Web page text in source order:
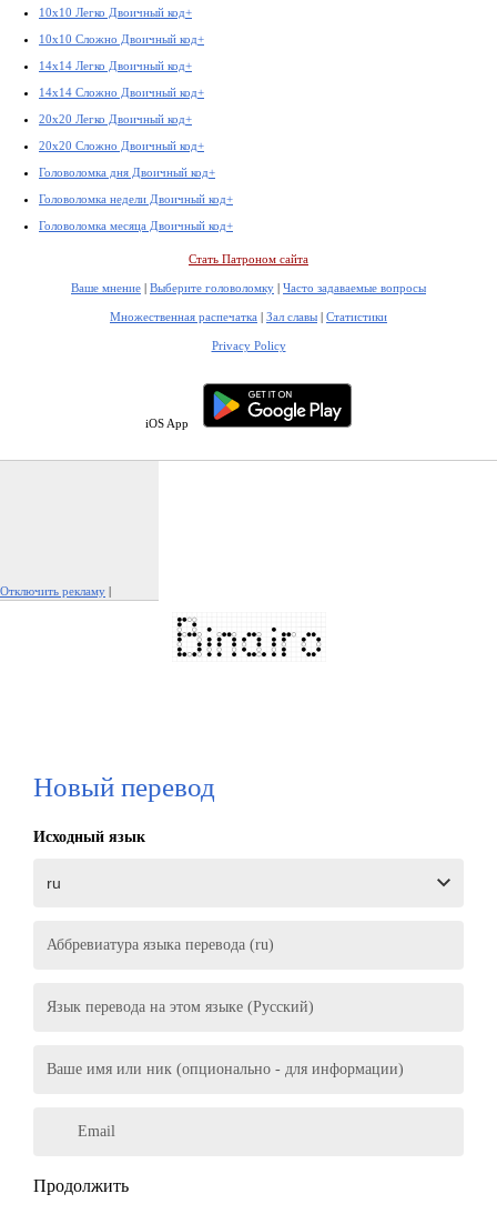
10x10 Легко Двоичный код+
10x10 Сложно Двоичный код+
14x14 Легко Двоичный код+
14x14 Сложно Двоичный код+
20x20 Легко Двоичный код+
20x20 Сложно Двоичный код+
Головоломка дня Двоичный код+
Головоломка недели Двоичный код+
Головоломка месяца Двоичный код+
Стать Патроном сайта
Ваше мнение | Выберите головоломку | Часто задаваемые вопросы
Множественная распечатка | Зал славы | Статистики
Privacy Policy
iOS App
Отключить рекламу |
Новый перевод
Исходный язык
Аббревиатура языка перевода (ru)
Язык перевода на этом языке (Русский)
Ваше имя или ник (опционально - для информации)
Email
Продолжить